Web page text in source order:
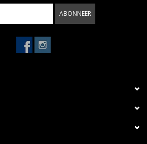
ABONNEER